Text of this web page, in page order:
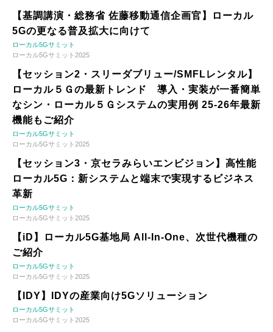
【基調講演・総務省 佐藤移動通信企画官】ローカル
5Gの更なる普及拡大に向けて
ローカル5Gサミット
ローカル5Gサミット2025
【セッション2・スリーダブリュー/SMFLレンタル】
ローカル５Ｇの最新トレンド 導入・実装が一番簡単
なシン・ローカル５Ｇシステムの実用例 25-26年最新
機能もご紹介
ローカル5Gサミット
ローカル5Gサミット2025
【セッション3・京セラみらいエンビジョン】高性能
ローカル5G：新システムと端末で実現するビジネス
革新
ローカル5Gサミット
ローカル5Gサミット2025
【iD】ローカル5G基地局 All-In-One、次世代機種の
ご紹介
ローカル5Gサミット
ローカル5Gサミット2025
【IDY】IDYの産業向け5Gソリューション
ローカル5Gサミット
ローカル5Gサミット2025